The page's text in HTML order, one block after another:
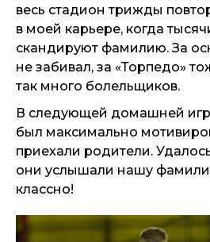
весь стадион трижды
в моей карьере, когда
скандируют фамилию. За
не забивал, за «Торпедо»
так много болельщиков.
В следующей домашней
был максимально
приехали родители.
они услышали нашу
классно!